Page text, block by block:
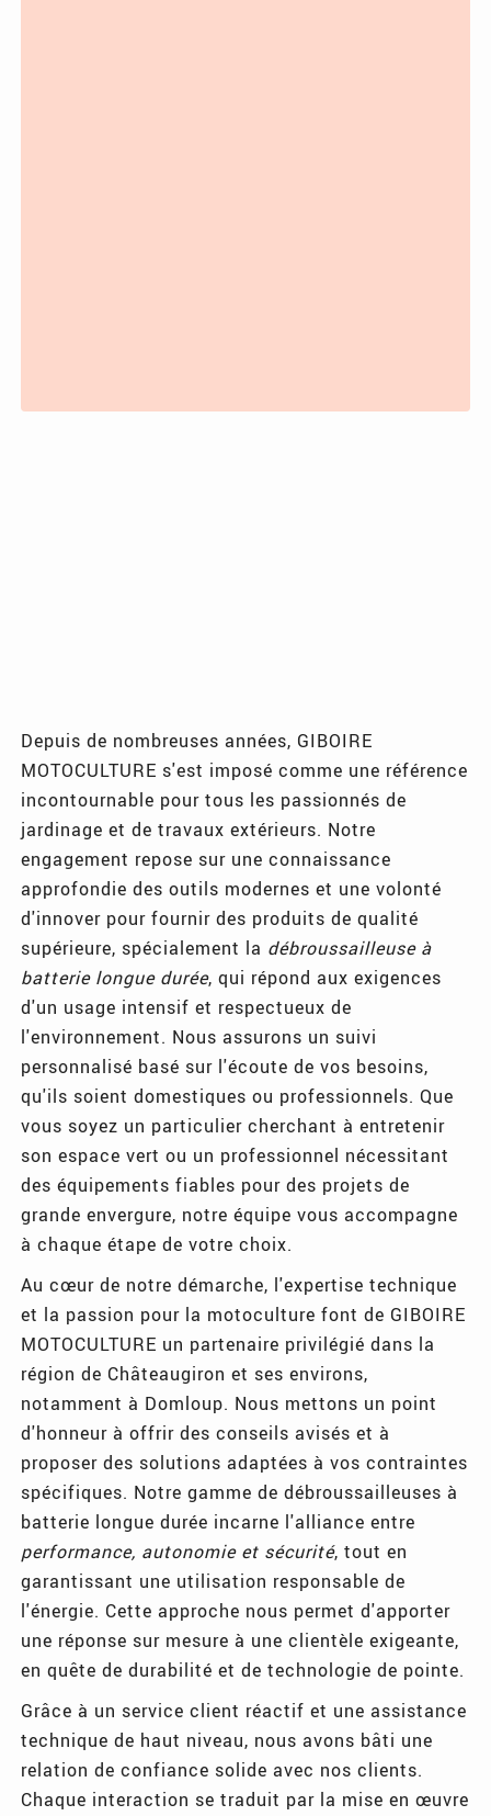
Depuis de nombreuses années, GIBOIRE
MOTOCULTURE s'est imposé comme une référence
incontournable pour tous les passionnés de
jardinage et de travaux extérieurs. Notre
engagement repose sur une connaissance
approfondie des outils modernes et une volonté
d'innover pour fournir des produits de qualité
supérieure, spécialement la débroussailleuse à
batterie longue durée, qui répond aux exigences
d'un usage intensif et respectueux de
l'environnement. Nous assurons un suivi
personnalisé basé sur l'écoute de vos besoins,
qu'ils soient domestiques ou professionnels. Que
vous soyez un particulier cherchant à entretenir
son espace vert ou un professionnel nécessitant
des équipements fiables pour des projets de
grande envergure, notre équipe vous accompagne
à chaque étape de votre choix.
Au cœur de notre démarche, l'expertise technique
et la passion pour la motoculture font de GIBOIRE
MOTOCULTURE un partenaire privilégié dans la
région de Châteaugiron et ses environs,
notamment à Domloup. Nous mettons un point
d'honneur à offrir des conseils avisés et à
proposer des solutions adaptées à vos contraintes
spécifiques. Notre gamme de débroussailleuses à
batterie longue durée incarne l'alliance entre
performance, autonomie et sécurité, tout en
garantissant une utilisation responsable de
l'énergie. Cette approche nous permet d'apporter
une réponse sur mesure à une clientèle exigeante,
en quête de durabilité et de technologie de pointe.
Grâce à un service client réactif et une assistance
technique de haut niveau, nous avons bâti une
relation de confiance solide avec nos clients.
Chaque interaction se traduit par la mise en œuvre